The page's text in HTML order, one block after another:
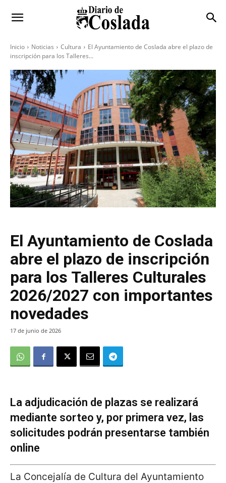
Inicio Noticias Cultura
El Ayuntamiento de Coslada abre el plazo de
inscripción para los Talleres...
El Ayuntamiento de Coslada
abre el plazo de inscripción
para los Talleres Culturales
2026/2027 con importantes
novedades
17 de junio de 2026
La adjudicación de plazas se realizará
mediante sorteo y, por primera vez, las
solicitudes podrán presentarse también
online
La Concejalía de Cultura del Ayuntamiento